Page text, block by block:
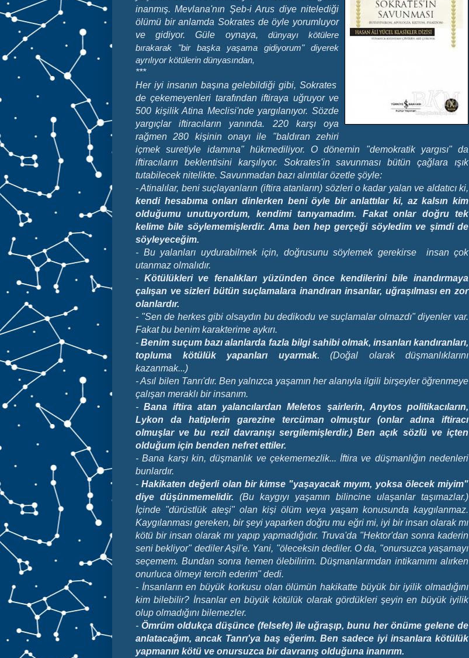
inanmış. Mevlana'nın Şeb-i Arus diye nitelediği
ölümü bir anlamda Sokrates de öyle yorumluyor
ve gidiyor. Güle oynaya, dünyayı kötülere
bırakarak "bir başka yaşama gidiyorum" diyerek
ayrılıyor kötülerin dünyasından,
***
Her iyi insanın başına gelebildiği gibi, Sokrates
de çekemeyenleri tarafından iftiraya uğruyor ve
500 kişilik Atina Meclisi'nde yargılanıyor. Sözde
yargıçlar iftiracıların yanında. 220 karşı oya
rağmen 280 kişinin onayı ile "baldıran zehiri
içmek suretiyle idamına" hükmediliyor. O dönemin "demokratik yargısı" da
iftiracıların beklentisini karşılıyor. Sokrates'in savunması bütün çağlara ışık
tutabilecek nitelikte. Savunmadan bazı alıntılar özetle şöyle:
-Atinalılar, beni suçlayanların (iftira atanların) sözleri o kadar yalan ve aldatıcı ki,
kendi hesabıma onları dinlerken beni öyle bir anlattılar ki, az kalsın kim
olduğumu unutuyordum, kendimi tanıyamadım. Fakat onlar doğru tek
kelime bile söylememişlerdir. Ama ben hep gerçeği söyledim ve şimdi de
söyleyeceğim.
- Bu yalanları uydurabilmek için, doğrusunu söylemek gerekirse insan çok
utanmaz olmalıdır.
- Kötülükleri ve fenalıkları yüzünden önce kendilerini bile inandırmaya
çalışan ve sizleri bütün suçlamalara inandıran insanlar, uğraşılması en zor
olanlardır.
- "Sen de herkes gibi olsaydın bu dedikodu ve suçlamalar olmazdı" diyenler var.
Fakat bu benim karakterime aykırı.
- Benim suçum bazı alanlarda fazla bilgi sahibi olmak, insanları kandıranları,
topluma kötülük yapanları uyarmak. (Doğal olarak düşmanlıklarını
kazanmak...)
- Asıl bilen Tanrı'dır. Ben yalnızca yaşamın her alanıyla ilgili birşeyler öğrenmeye
çalışan meraklı bir insanım.
-Bana iftira atan yalancılardan Meletos şairlerin, Anytos politikacıların,
Lykon da hatiplerin garezine tercüman olmuştur (onlar adına iftiracı
olmuşlar ve bu rezil davranışı sergilemişlerdir.) Ben açık sözlü ve içten
olduğum için benden nefret ettiler.
- Bana karşı kin, düşmanlık ve çekememezlik... İftira ve düşmanlığın nedenleri
bunlardır.
-Hakikaten değerli olan bir kimse "yaşayacak mıyım, yoksa ölecek miyim"
diye düşünmemelidir. (Bu kaygıyı yaşamın bilincine ulaşanlar taşımazlar.)
İçinde "dürüstlük ateşi" olan kişi ölüm veya yaşam konusunda kaygılanmaz.
Kaygılanması gereken, bir şeyi yaparken doğru mu eğri mi, iyi bir insan olarak mı
kötü bir insan olarak mı yapıp yapmadığıdır. Truva'da "Hektor'dan sonra kaderin
seni bekliyor" dediler Aşil'e. Yani, "öleceksin dediler. O da, "onursuzca yaşamayı
seçemem. Bundan sonra hemen ölebilirim. Düşmanlarımdan intikamımı alırken
onurluca ölmeyi tercih ederim" dedi.
- İnsanların en büyük korkusu olan ölümün hakikatte büyük bir iyilik olmadığını
kim bilebilir? İnsanlar en büyük kötülük olarak gördükleri şeyin en büyük iyilik
olup olmadığını bilemezler.
- Ömrüm oldukça düşünce (felsefe) ile uğraşıp, bunu her önüme gelene de
anlatacağım, ancak Tanrı'ya baş eğerim. Ben sadece iyi insanlara kötülük
yapmanın kötü ve onursuzca bir davranış olduğuna inanırım.